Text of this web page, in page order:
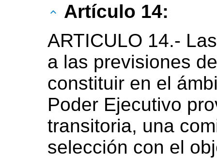
Artículo 14:
ARTICULO 14.-
a las previsiones
constituir en el
Poder Ejecutivo
transitoria, una
selección con el